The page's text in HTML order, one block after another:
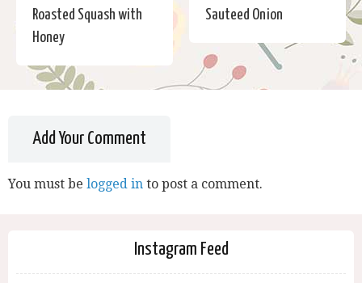
Roasted Squash with
Honey
Sauteed Onion
Add Your Comment
You must be logged in to post a comment.
Instagram Feed